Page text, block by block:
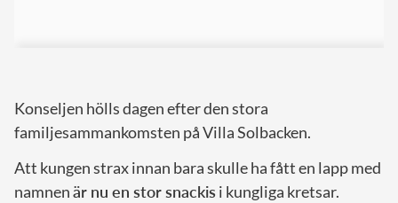
Konseljen hölls dagen efter den stora
familjesammankomsten på Villa Solbacken.
Att kungen strax innan bara skulle ha fått en lapp med
namnenär nu en stor snackis i kungliga kretsar.